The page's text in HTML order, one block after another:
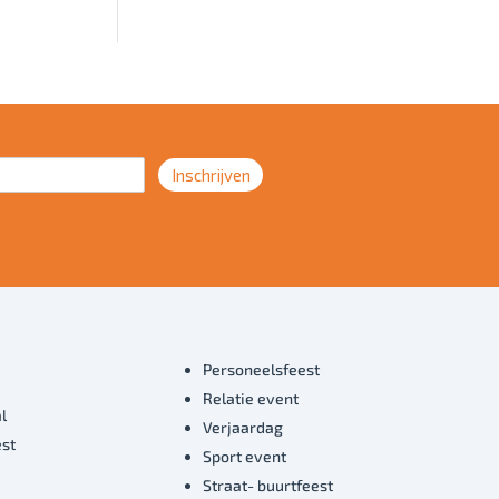
Inschrijven
Personeelsfeest
Relatie event
Verjaardag
Sport event
Straat- buurtfeest